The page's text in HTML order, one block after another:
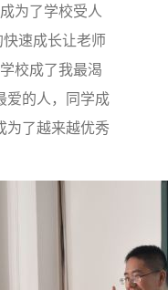
为了学校受人
快速成长让老师
校成了我最渴
爱的人，同学成
为了越来越优秀